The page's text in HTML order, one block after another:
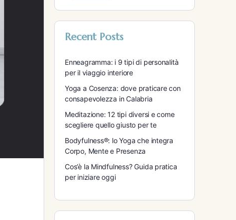
Recent Posts
Enneagramma: i 9 tipi di personalità
per il viaggio interiore
Yoga a Cosenza: dove praticare con
consapevolezza in Calabria
Meditazione: 12 tipi diversi e come
scegliere quello giusto per te
Bodyfulness®: lo Yoga che integra
Corpo, Mente e Presenza
Cos’è la Mindfulness? Guida pratica
per iniziare oggi